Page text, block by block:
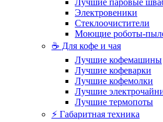
Электровеники
Стеклоочистители
Моющие роботы-
☕ Для кофе и чая
Лучшие кофемашины
Лучшие кофеварки
Лучшие кофемолки
Лучшие
Лучшие термопоты
⚡ Габаритная техника